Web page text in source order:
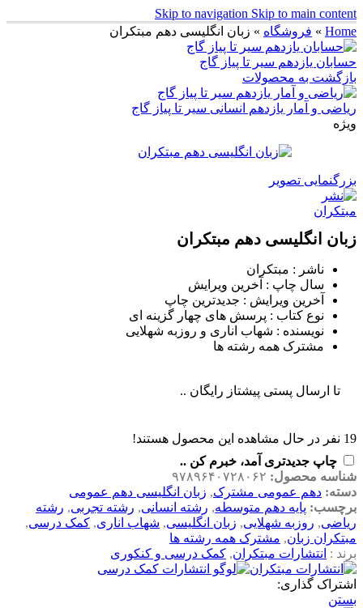
Skip to navigation Skip to main content
Home
» فروشگاه » زبان انگلیسی دهم مبتکران
حسابان یازدهم سیر تا پیاز گاج
بازگشت به محصولات
ریاضی و آمار یازدهم انسانی سیر تا پیاز گاج
ویژه
بزرگنمایی تصویر
زبان انگلیسی دهم مبتکران
ناشر : مبتکران
سال چاپ : آخرین ویرایش
آخرین ویرایش : جدیدترین چاپ
نوع کتاب : پرسش های چهار گزینه ای
نویسنده : شهاب اناری و روزبه شهلایی
مشترک همه رشته ها
تا ارسال پستی پیشتاز رایگان ..
19 نفر در حال مشاهده این محصول هستند!
چاپ جدیدتری آمد، خبرم کن ..
شناسه محصول: ۹۷۸۹۶۴۰۷۲۸۰۶۲
دسته: دهم عمومی مشترک, زبان انگلیسی دهم عمومی
برچسب: پایه دهم متوسطه, رشته انسانی, رشته تجربی, رشته
ریاضی, روزبه شهلایی, زبان انگلیسی, شهاب اناری, کمک درسی,
مبتکران زبان, مشترک همه رشته ها
برند : انتشارات مبتکران, کمک درسی و کنکوری
اشتراک گذاری:
بستن